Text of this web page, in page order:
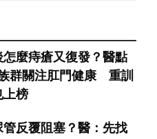
怎麼痔瘡又復發？醫點
群關注肛門健康 重訓
上榜
管反覆阻塞？醫：先找